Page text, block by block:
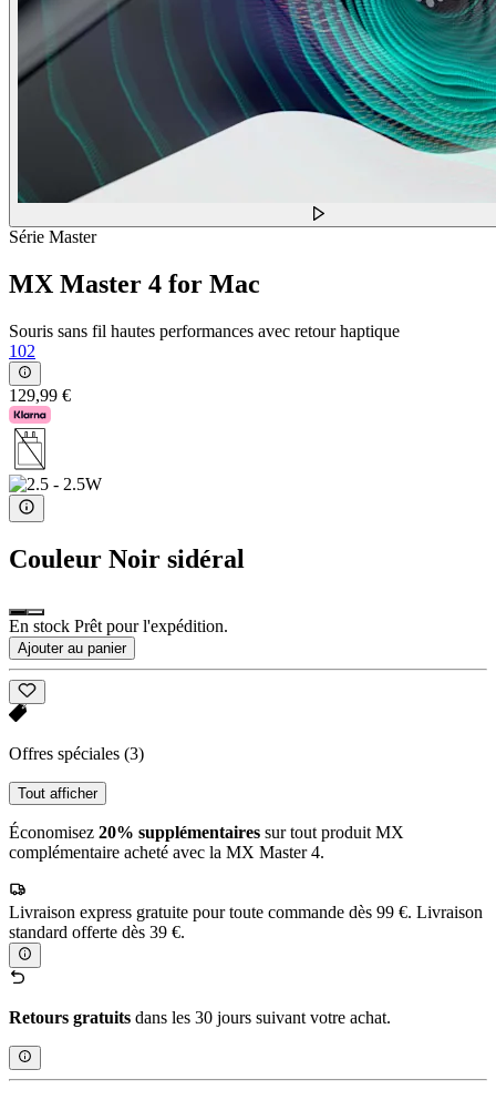
Série Master
MX Master 4 for Mac
Souris sans fil hautes performances avec retour haptique
102
129,99 €
Couleur Noir sidéral
En stock Prêt pour l'expédition.
Ajouter au panier
Offres spéciales (3)
Tout afficher
Économisez 20% supplémentaires sur tout produit MX
complémentaire acheté avec la MX Master 4.
Livraison express gratuite pour toute commande dès 99 €. Livraison
standard offerte dès 39 €.
Retours gratuits dans les 30 jours suivant votre achat.